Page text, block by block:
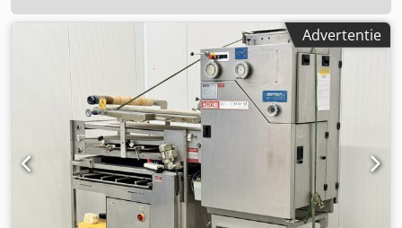
Advertentie